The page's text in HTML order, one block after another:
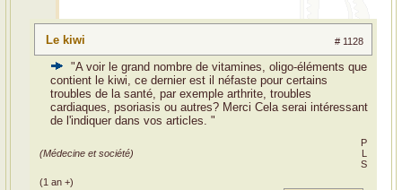
Le kiwi # 1128
"A voir le grand nombre de vitamines, oligo-éléments que
contient le kiwi, ce dernier est il néfaste pour certains
troubles de la santé, par exemple arthrite, troubles
cardiaques, psoriasis ou autres? Merci Cela serai intéressant
de l'indiquer dans vos articles. "
(Médecine et société)
P
L
S
(1 an +)